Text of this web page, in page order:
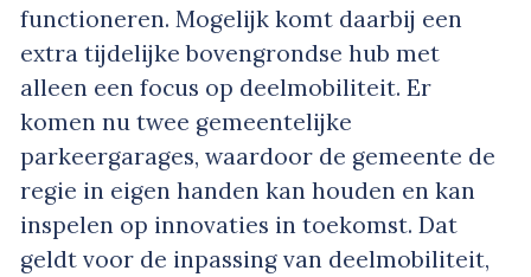
functioneren. Mogelijk komt daarbij een
extra tijdelijke bovengrondse hub met
alleen een focus op deelmobiliteit. Er
komen nu twee gemeentelijke
parkeergarages, waardoor de gemeente de
regie in eigen handen kan houden en kan
inspelen op innovaties in toekomst. Dat
geldt voor de inpassing van deelmobiliteit,